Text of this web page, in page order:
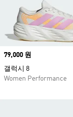
Price
79,000 원
갤럭시 8
Women Performance